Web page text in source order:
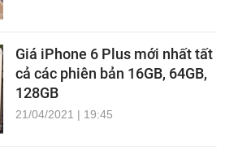
Giá iPhone 6 Plus mới nhất tất
cả các phiên bản 16GB, 64GB,
128GB
21/04/2021 | 19:45